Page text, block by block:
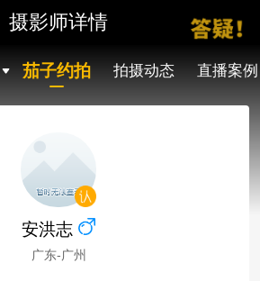
摄影师详情
茄子约拍 拍摄动态 直播案例
安洪志
广东-广州